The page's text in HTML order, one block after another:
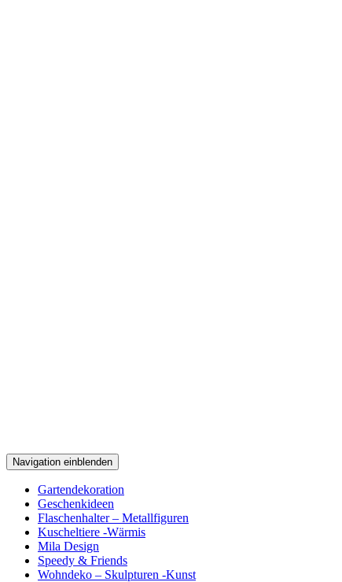
Navigation einblenden
Gartendekoration
Geschenkideen
Flaschenhalter – Metallfiguren
Kuscheltiere -Wärmis
Mila Design
Speedy & Friends
Wohndeko – Skulpturen -Kunst